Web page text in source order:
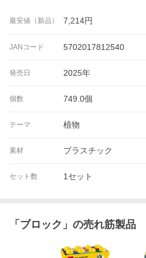
最安値（新品） 7,214円
JANコード 5702017812540
発売日 2025年
個数 749.0個
テーマ 植物
素材 プラスチック
セット数 1セット
「 ブロック 」の売れ筋製品